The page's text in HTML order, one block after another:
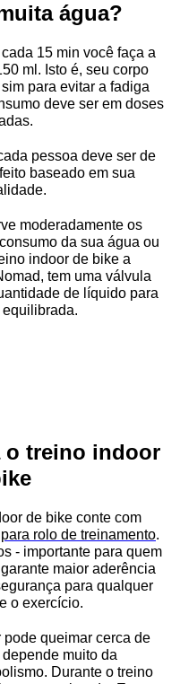
água?
15 min você faça a
ml. Isto é, seu corpo
para evitar a fadiga
deve ser em doses
pessoa deve ser de
baseado em sua
moderadamente os
da sua água ou
indoor de bike a
tem uma válvula
de líquido para
o treino indoor
de bike conte com
rolo de treinamento.
- importante para quem
maior aderência
para qualquer
o exercício.
queimar cerca de
muito da
Durante o treino